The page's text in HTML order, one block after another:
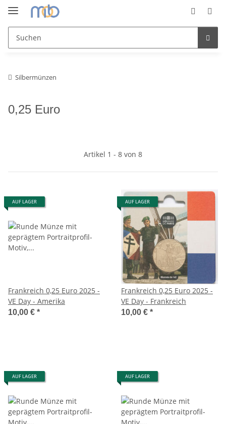
Silbermünzen
0,25 Euro
Artikel 1 - 8 von 8
AUF LAGER
Frankreich 0,25 Euro 2025 -
VE Day - Amerika
10,00 € *
AUF LAGER
Frankreich 0,25 Euro 2025 -
VE Day - Frankreich
10,00 € *
AUF LAGER AUF LAGER